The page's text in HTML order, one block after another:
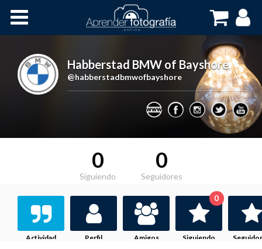
Cursos OnLine
Habberstad BMW of Bayshore,
@habberstadbmwofbayshore
0
Siguiendo
0
Seguidores
Actividad Perfil Amigos Siguiendo
0